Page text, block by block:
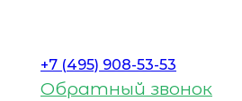
+7 (495) 908-53-53
Обратный звонок